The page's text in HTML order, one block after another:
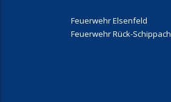
Feuerwehr Elsenfeld
Feuerwehr Rück-Schippach